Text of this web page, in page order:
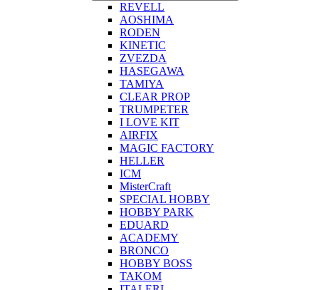
REVELL
AOSHIMA
RODEN
KINETIC
ZVEZDA
HASEGAWA
TAMIYA
CLEAR PROP
TRUMPETER
I LOVE KIT
AIRFIX
MAGIC FACTORY
HELLER
ICM
MisterCraft
SPECIAL HOBBY
HOBBY PARK
EDUARD
ACADEMY
BRONCO
HOBBY BOSS
TAKOM